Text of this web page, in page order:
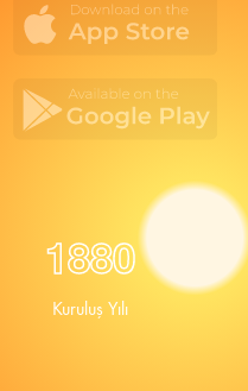
1880
Kuruluş Yılı